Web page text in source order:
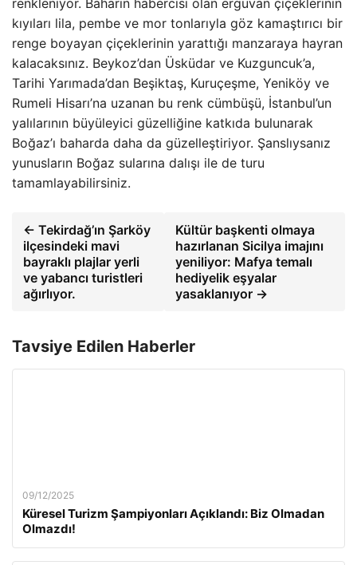
renkleniyor. Baharın habercisi olan erguvan çiçeklerinin
kıyıları lila, pembe ve mor tonlarıyla göz kamaştırıcı bir
renge boyayan çiçeklerinin yarattığı manzaraya hayran
kalacaksınız. Beykoz’dan Üsküdar ve Kuzguncuk’a,
Tarihi Yarımada’dan Beşiktaş, Kuruçeşme, Yeniköy ve
Rumeli Hisarı’na uzanan bu renk cümbüşü, İstanbul’un
yalılarının büyüleyici güzelliğine katkıda bulunarak
Boğaz’ı baharda daha da güzelleştiriyor. Şanslıysanız
yunusların Boğaz sularına dalışı ile de turu
tamamlayabilirsiniz.
← Tekirdağ’ın Şarköy
ilçesindeki mavi
bayraklı plajlar yerli
ve yabancı turistleri
ağırlıyor.
Kültür başkenti olmaya
hazırlanan Sicilya imajını
yeniliyor: Mafya temalı
hediyelik eşyalar
yasaklanıyor →
Tavsiye Edilen Haberler
09/12/2025
Küresel Turizm Şampiyonları Açıklandı: Biz Olmadan
Olmazdı!